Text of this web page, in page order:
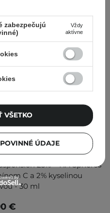
23% + HA Spheres
C a 2% kyselinou
- 30 ml
€
zabezpečujú
Vždy
aktívne
ÚDAJE
VŠETKO